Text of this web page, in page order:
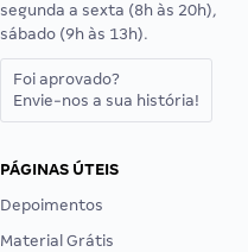
segunda a sexta (8h às 20h),
sábado (9h às 13h).
Foi aprovado?
Envie-nos a sua história!
PÁGINAS ÚTEIS
Depoimentos
Material Grátis